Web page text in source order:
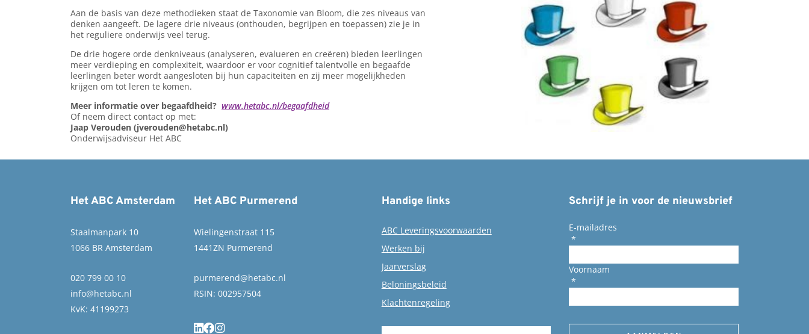
Aan de basis van deze methodieken staat de Taxonomie van Bloom, die zes niveaus van
denken aangeeft. De lagere drie niveaus (onthouden, begrijpen en toepassen) zie je in
het reguliere onderwijs veel terug.
De drie hogere orde denkniveaus (analyseren, evalueren en creëren) bieden leerlingen
meer verdieping en complexiteit, waardoor er voor cognitief talentvolle en begaafde
leerlingen beter wordt aangesloten bij hun capaciteiten en zij meer mogelijkheden
krijgen om tot leren te komen.
Meer informatie over begaafdheid? www.hetabc.nl/begaafdheid
Of neem direct contact op met:
Jaap Verouden (jverouden@hetabc.nl)
Onderwijsadviseur Het ABC
Het ABC Amsterdam
Staalmanpark 10
1066 BR Amsterdam
020 799 00 10
info@hetabc.nl
KvK: 41199273
Het ABC Purmerend
Wielingenstraat 115
1441ZN Purmerend
purmerend@hetabc.nl
RSIN: 002957504
Handige links
ABC Leveringsvoorwaarden
Werken bij
Jaarverslag
Beloningsbeleid
Klachtenregeling
Schrijf je in voor de nieuwsbrief
E-mailadres
*
Voornaam
*